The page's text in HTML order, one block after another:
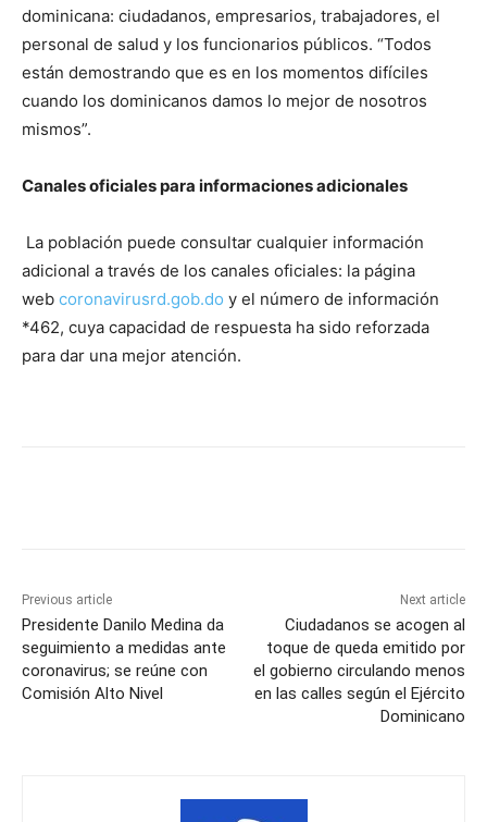
dominicana: ciudadanos, empresarios, trabajadores, el
personal de salud y los funcionarios públicos. “Todos
están demostrando que es en los momentos difíciles
cuando los dominicanos damos lo mejor de nosotros
mismos”.
Canales oficiales para informaciones adicionales
La población puede consultar cualquier información
adicional a través de los canales oficiales: la página
web coronavirusrd.gob.do y el número de información
*462, cuya capacidad de respuesta ha sido reforzada
para dar una mejor atención.
Previous article
Presidente Danilo Medina da
seguimiento a medidas ante
coronavirus; se reúne con
Comisión Alto Nivel
Next article
Ciudadanos se acogen al
toque de queda emitido por
el gobierno circulando menos
en las calles según el Ejército
Dominicano